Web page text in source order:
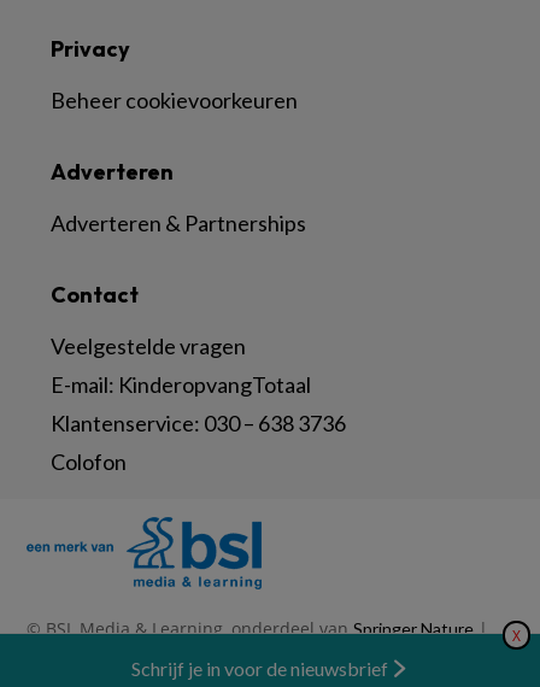
Contact
Veelgestelde vragen
E-mail: KinderopvangTotaal
Klantenservice: 030 – 638 3736
Colofon
Adverteren
Adverteren & Partnerships
Privacy
Beheer cookievoorkeuren
© BSL Media & Learning, onderdeel vanSpringer Nature| X
Schrijf je in voor de nieuwsbrief
Nieuwsbrief Abonneren